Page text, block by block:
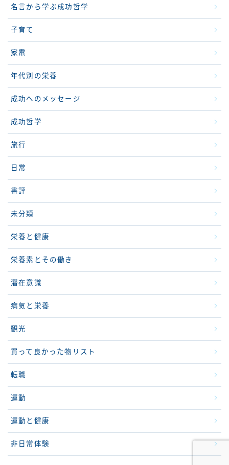
名言から学ぶ成功哲学
子育て
家電
年代別の栄養
成功へのメッセージ
成功哲学
旅行
日常
書評
未分類
栄養と健康
栄養素とその働き
潜在意識
病気と栄養
観光
買って良かった物リスト
転職
運動
運動と健康
非日常体験